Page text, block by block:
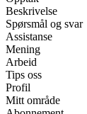
Beskrivelse
Spørsmål og svar
Assistanse
Mening
Arbeid
Tips oss
Profil
Mitt område